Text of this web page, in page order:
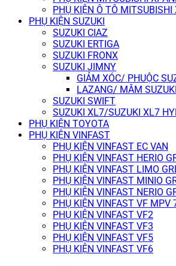
PHỤ KIỆN Ô TÔ MITSUBISHI
PHỤ KIỆN SUZUKI
SUZUKI CIAZ
SUZUKI ERTIGA
SUZUKI FRONX
SUZUKI JIMNY
GIẢM XÓC/ PHUỘC
LAZANG/ MÂM
SUZUKI SWIFT
SUZUKI XL7/SUZUKI XL7
PHỤ KIỆN TOYOTA
PHỤ KIỆN VINFAST
PHỤ KIỆN VINFAST EC VAN
PHỤ KIỆN VINFAST HERIO
PHỤ KIỆN VINFAST LIMO
PHỤ KIỆN VINFAST MINIO
PHỤ KIỆN VINFAST NERIO
PHỤ KIỆN VINFAST VF MPV
PHỤ KIỆN VINFAST VF2
PHỤ KIỆN VINFAST VF3
PHỤ KIỆN VINFAST VF5
PHỤ KIỆN VINFAST VF6